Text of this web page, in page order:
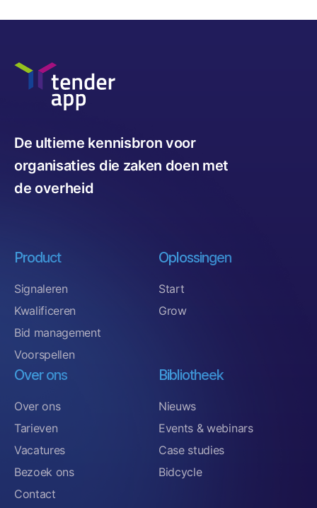
De ultieme kennisbron voor
organisaties die zaken doen met
de overheid
Product
Signaleren
Kwalificeren
Bid management
Voorspellen
Oplossingen
Start
Grow
Over ons
Over ons
Tarieven
Vacatures
Bezoek ons
Contact
Bibliotheek
Nieuws
Events & webinars
Case studies
Bidcycle